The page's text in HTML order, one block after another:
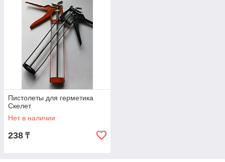
Пистолеты для герметика
Скелет
Нет в наличии
238 ₸